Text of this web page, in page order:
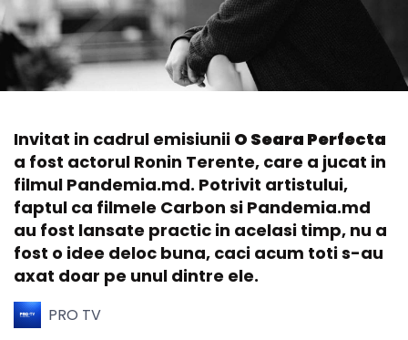
Invitat in cadrul emisiunii O Seara Perfecta
a fost actorul Ronin Terente, care a jucat in
filmul Pandemia.md. Potrivit artistului,
faptul ca filmele Carbon si Pandemia.md
au fost lansate practic in acelasi timp, nu a
fost o idee deloc buna, caci acum toti s-au
axat doar pe unul dintre ele.
PRO TV